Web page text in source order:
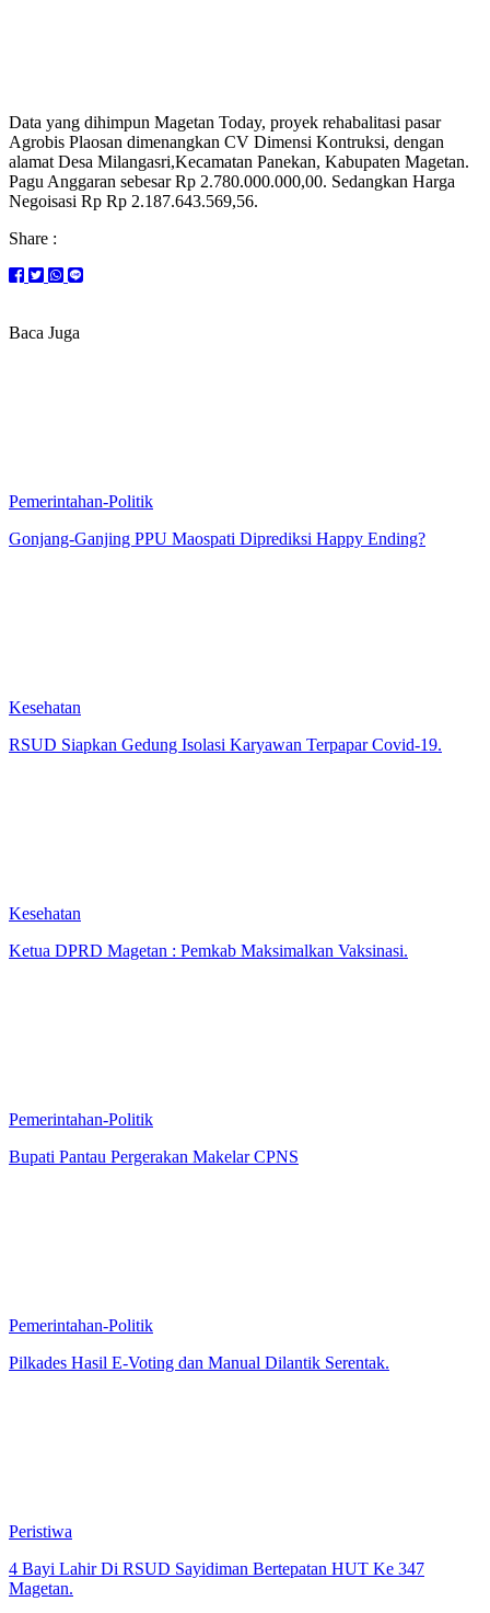
Data yang dihimpun Magetan Today, proyek rehabalitasi pasar
Agrobis Plaosan dimenangkan CV Dimensi Kontruksi, dengan
alamat Desa Milangasri,Kecamatan Panekan, Kabupaten Magetan.
Pagu Anggaran sebesar Rp 2.780.000.000,00. Sedangkan Harga
Negoisasi Rp Rp 2.187.643.569,56.
Share :
Baca Juga
Pemerintahan-Politik
Gonjang-Ganjing PPU Maospati Diprediksi Happy Ending?
Kesehatan
RSUD Siapkan Gedung Isolasi Karyawan Terpapar Covid-19.
Kesehatan
Ketua DPRD Magetan : Pemkab Maksimalkan Vaksinasi.
Pemerintahan-Politik
Bupati Pantau Pergerakan Makelar CPNS
Pemerintahan-Politik
Pilkades Hasil E-Voting dan Manual Dilantik Serentak.
Peristiwa
4 Bayi Lahir Di RSUD Sayidiman Bertepatan HUT Ke 347
Magetan.